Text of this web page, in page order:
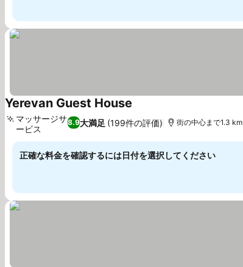
Yerevan Guest House
8.9大満足 (199件の評価)
マッサージサ
ービス
街の中心まで1.3 km
正確な料金を確認するには日付を選択してください